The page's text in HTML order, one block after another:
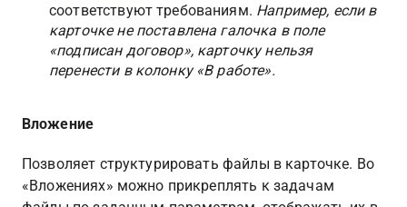
соответствуют требованиям. Например, если в
карточке не поставлена галочка в поле
«подписан договор», карточку нельзя
перенести в колонку «В работе».
Вложение
Позволяет структурировать файлы в карточке. Во
«Вложениях» можно прикреплять к задачам